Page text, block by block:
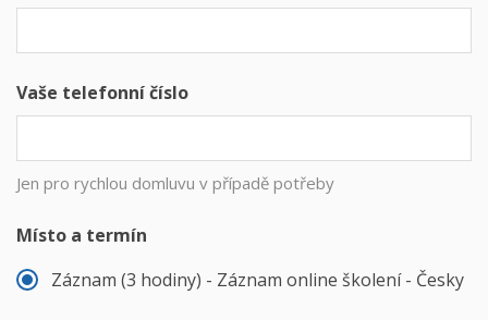
Vaše telefonní číslo
Jen pro rychlou domluvu v případě potřeby
Místo a termín
Záznam (3 hodiny) - Záznam online školení - Česky